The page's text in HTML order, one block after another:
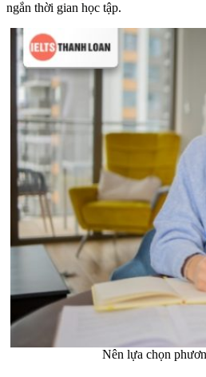
ngắn thời gian học tập.
Nên lựa chọn